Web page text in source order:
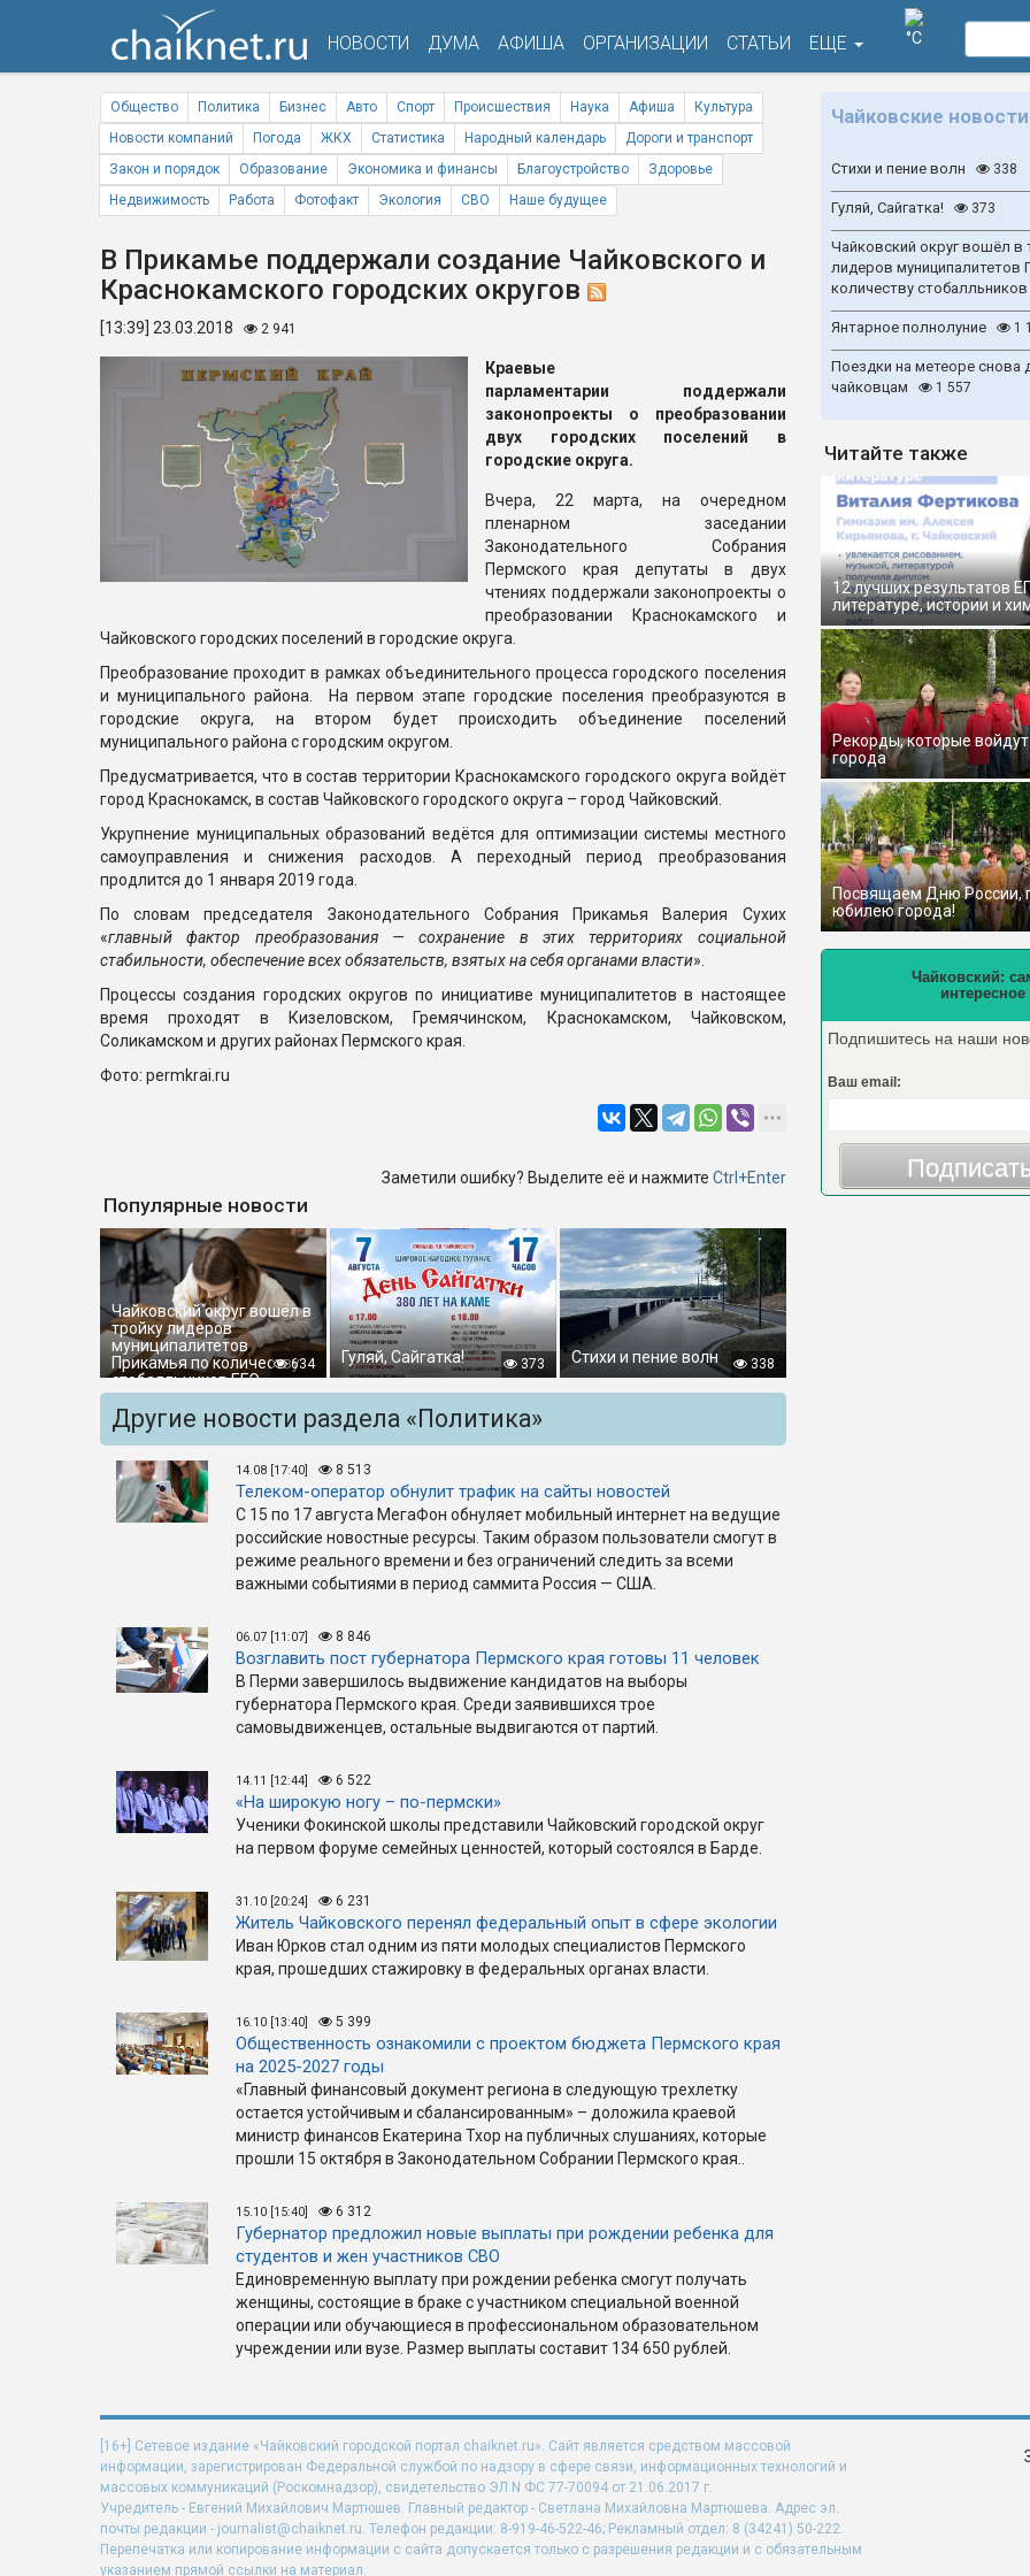
НОВОСТИ ДУМА АФИША ОРГАНИЗАЦИИ СТАТЬИ ЕЩЕ °C
Общество Политика Бизнес Авто Спорт Происшествия Наука Афиша
Культура
Новости компаний
Погода ЖКХ Статистика Народный календарь
Дороги и транспорт
Закон и порядок
Образование Экономика и финансы Благоустройство
Здоровье
Недвижимость
Работа Фотофакт Экология СВО Наше будущее
В Прикамье поддержали создание Чайковского и
Краснокамского городских округов
[13:39] 23.03.2018 2 941
Краевые
парламентарии поддержали
законопроекты о преобразовании
двух городских поселений в
городские округа.
Вчера, 22 марта, на очередном
пленарном заседании
Законодательного Собрания
Пермского края депутаты в двух
чтениях поддержали законопроекты о
преобразовании Краснокамского и
Чайковского городских поселений в городские округа.
Преобразование проходит в рамках объединительного процесса городского поселения
и муниципального района. На первом этапе городские поселения преобразуются в
городские округа, на втором будет происходить объединение поселений
муниципального района с городским округом.
Предусматривается, что в состав территории Краснокамского городского округа войдёт
город Краснокамск, в состав Чайковского городского округа – город Чайковский.
Укрупнение муниципальных образований ведётся для оптимизации системы местного
самоуправления и снижения расходов. А переходный период преобразования
продлится до 1 января 2019 года.
По словам председателя Законодательного Собрания Прикамья Валерия Сухих
«главный фактор преобразования — сохранение в этих территориях социальной
стабильности, обеспечение всех обязательств, взятых на себя органами власти».
Процессы создания городских округов по инициативе муниципалитетов в настоящее
время проходят в Кизеловском, Гремячинском, Краснокамском, Чайковском,
Соликамском и других районах Пермского края.
Фото: permkrai.ru
Заметили ошибку? Выделите её и нажмите Ctrl+Enter
Популярные новости
Чайковский округ вошёл в
тройку лидеров
муниципалитетов
Прикамья по количеству
стобалльников ЕГЭ
634 Гуляй, Сайгатка! 373 Стихи и пение волн 338
Другие новости раздела «Политика»
14.08 [17:40] 8 513
Телеком-оператор обнулит трафик на сайты новостей
С 15 по 17 августа МегаФон обнуляет мобильный интернет на ведущие
российские новостные ресурсы. Таким образом пользователи смогут в
режиме реального времени и без ограничений следить за всеми
важными событиями в период саммита Россия — США.
06.07 [11:07] 8 846
Возглавить пост губернатора Пермского края готовы 11 человек
В Перми завершилось выдвижение кандидатов на выборы
губернатора Пермского края. Среди заявившихся трое
самовыдвиженцев, остальные выдвигаются от партий.
14.11 [12:44] 6 522
«На широкую ногу – по-пермски»
Ученики Фокинской школы представили Чайковский городской округ
на первом форуме семейных ценностей, который состоялся в Барде.
31.10 [20:24] 6 231
Житель Чайковского перенял федеральный опыт в сфере экологии
Иван Юрков стал одним из пяти молодых специалистов Пермского
края, прошедших стажировку в федеральных органах власти.
16.10 [13:40] 5 399
Общественность ознакомили с проектом бюджета Пермского края
на 2025-2027 годы
«Главный финансовый документ региона в следующую трехлетку
остается устойчивым и сбалансированным» – доложила краевой
министр финансов Екатерина Тхор на публичных слушаниях, которые
прошли 15 октября в Законодательном Собрании Пермского края..
15.10 [15:40] 6 312
Губернатор предложил новые выплаты при рождении ребенка для
студентов и жен участников СВО
Единовременную выплату при рождении ребенка смогут получать
женщины, состоящие в браке с участником специальной военной
операции или обучающиеся в профессиональном образовательном
учреждении или вузе. Размер выплаты составит 134 650 рублей.
Чайковские новости
Стихи и пение волн 338
Гуляй, Сайгатка! 373
Чайковский округ вошёл в
лидеров муниципалитетов
количеству
Янтарное полнолуние 1
Поездки на метеоре снова
чайковцам
1 557
Читайте также
12 лучших результатов
литературе, истории и
Рекорды, которые
города
Посвящаем Дню России,
юбилею города!
Чайковский:
интересное
Подпишитесь на наши
Ваш email:
[16+] Сетевое издание «Чайковский городской портал chaiknet.ru». Сайт является средством массовой
информации, зарегистрирован Федеральной службой по надзору в сфере связи, информационных технологий и
массовых коммуникаций (Роскомнадзор), свидетельство ЭЛ N ФС 77-70094 от 21.06.2017 г.
Учредитель - Евгений Михайлович Мартюшев. Главный редактор - Светлана Михайловна Мартюшева. Адрес эл.
почты редакции - journalist@chaiknet.ru. Телефон редакции: 8-919-46-522-46; Рекламный отдел: 8 (34241) 50-222.
Перепечатка или копирование информации с сайта допускается только с разрешения редакции и с обязательным
указанием прямой ссылки на материал.